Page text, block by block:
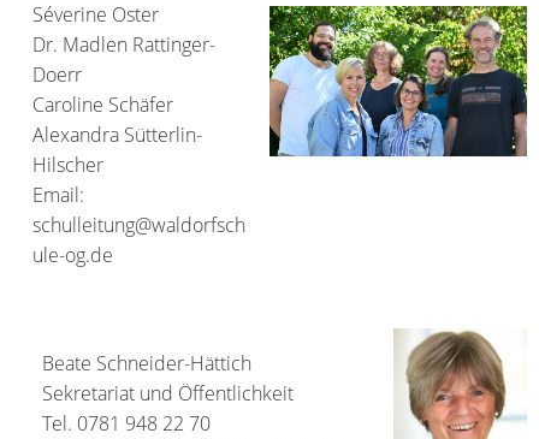
Séverine Oster
Dr. Madlen Rattinger-
Doerr
Caroline Schäfer
Alexandra Sütterlin-
Hilscher
Email:
schulleitung@waldorfsch
ule-og.de
Beate Schneider-Hättich
Sekretariat und Öffentlichkeit
Tel. 0781 948 22 70